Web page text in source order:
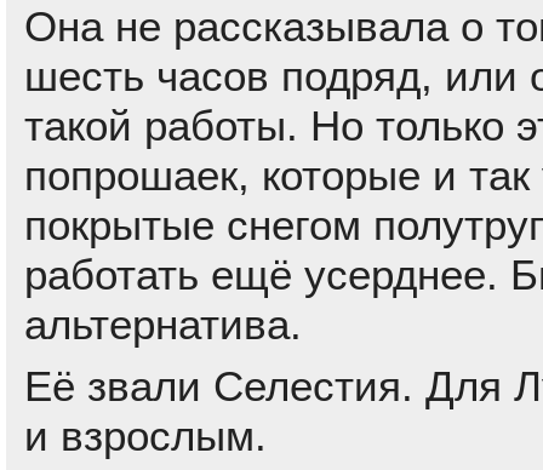
Она не рассказывала о
шесть часов подряд, или
такой работы. Но только
попрошаек, которые и
покрытые снегом
работать ещё усерднее.
альтернатива.
Её звали Селестия. Для
и взрослым.